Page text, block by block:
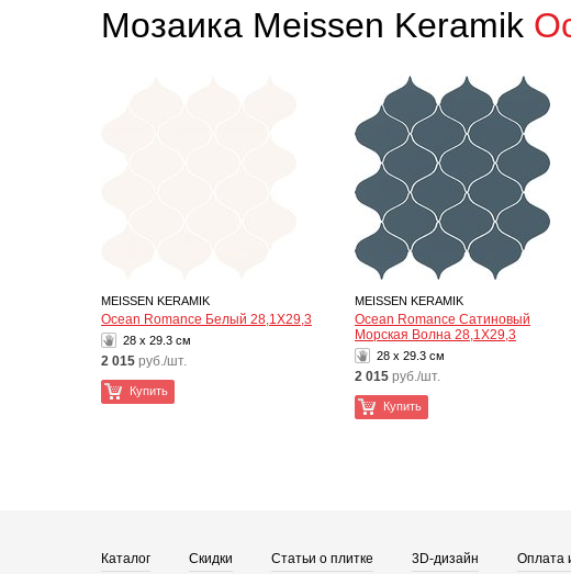
Мозаика Meissen Keramik
MEISSEN KERAMIK
Ocean Romance Белый 28,1X29,3
28 x 29.3 см
2 015 руб./шт.
Купить
MEISSEN KERAMIK
Ocean Romance Сатиновый
Морская Волна 28,1X29,3
28 x 29.3 см
2 015 руб./шт.
Купить
Каталог Скидки Статьи о плитке 3D-дизайн Оплата